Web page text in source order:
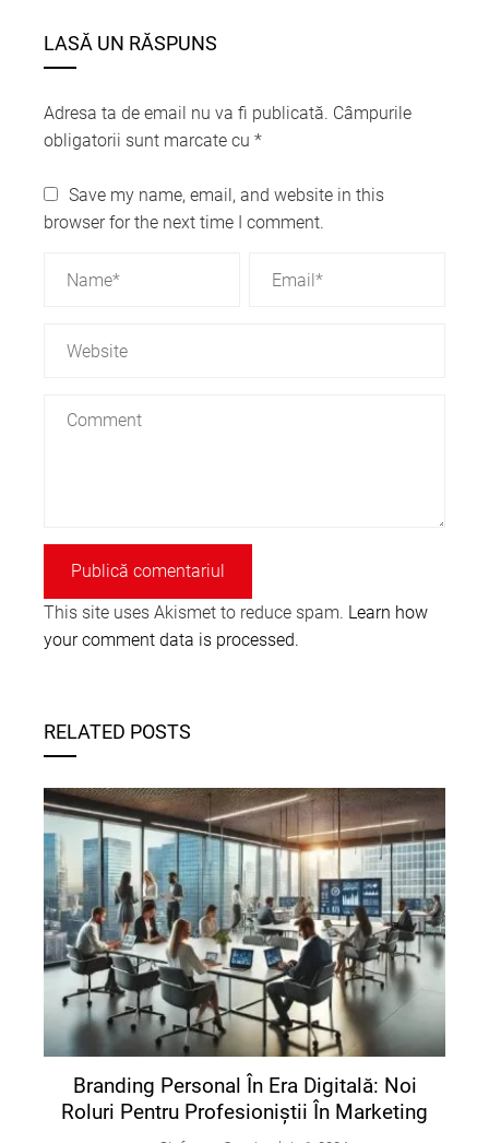
LASĂ UN RĂSPUNS
Adresa ta de email nu va fi publicată. Câmpurile
obligatorii sunt marcate cu *
Save my name, email, and website in this
browser for the next time I comment.
This site uses Akismet to reduce spam. Learn how
your comment data is processed.
RELATED POSTS
Branding Personal În Era Digitală: Noi
Roluri Pentru Profesioniștii În Marketing